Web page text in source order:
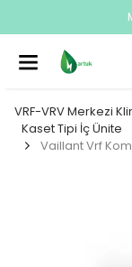
VRF-VRV Merkezi
Kaset Tipi İç Ünite
Vaillant Vrf